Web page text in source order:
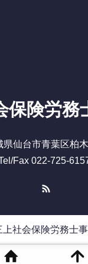
保険労務
県仙台市青葉区柏
Fax 022-725-
上社会保険労務士